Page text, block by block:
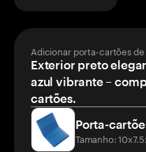
Adicionar porta-cartões
Exterior preto
azul vibrante –
cartões.
Porta-
Tamanho: